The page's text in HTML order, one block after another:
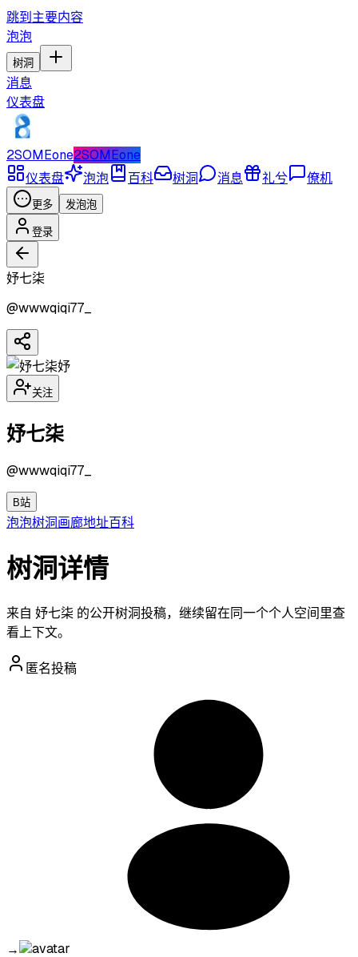
跳到主要内容
泡泡
树洞
消息
仪表盘
2SOMEone2SOMEone
仪表盘
泡泡 百科 树洞 消息 礼兮 僚机
更多 发泡泡
登录
妤七柒
@wwwqiqi77_
妤
关注
妤七柒
@wwwqiqi77_
B站
泡泡树洞画廊地址百科
树洞详情
来自 妤七柒 的公开树洞投稿，继续留在同一个个人空间里查
看上下文。
匿名投稿
→